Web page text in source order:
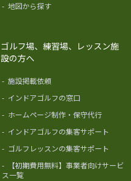
- 地図から探す
ゴルフ場、練習場、レッスン施
設の方へ
- 施設掲載依頼
- インドアゴルフの窓口
- ホームページ制作・保守代行
- インドアゴルフの集客サポート
- ゴルフレッスンの集客サポート
-
【初期費用無料】事業者向けサービ
ス一覧